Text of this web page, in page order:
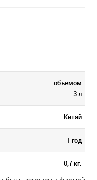
объёмом
3 л
Китай
1 год
0,7 кг.